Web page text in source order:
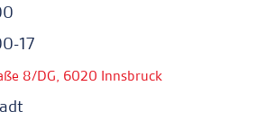
17
8/DG, 6020 Innsbruck